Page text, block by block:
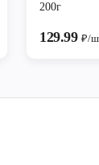
200г
129.99₽/